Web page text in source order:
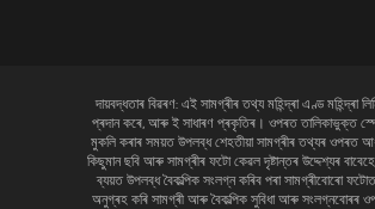
দায়বদ্ধতাৰ বিৱৰণ: এই সামগ্ৰীৰ তথ্য মহিন্দ্ৰা এণ্ড মহিন্দ্ৰা
প্ৰদান কৰে, আৰু ই সাধাৰণ প্ৰকৃতিৰ। ওপৰত তালিকাভুক্ত
মুকলি কৰাৰ সময়ত উপলব্ধ শেহতীয়া সামগ্ৰীৰ তথ্যৰ ওপৰত
কিছুমান ছবি আৰু সামগ্ৰীৰ ফটো কেৱল দৃষ্টান্তৰ উদ্দেশ্যৰ
ব্যয়ত উপলব্ধ বৈকল্পিক সংলগ্ন কৰিব পৰা সামগ্ৰীবোৰো
অনুগ্ৰহ কৰি সামগ্ৰী আৰু বৈকল্পিক সুবিধা আৰু সংলগ্নবোৰৰ